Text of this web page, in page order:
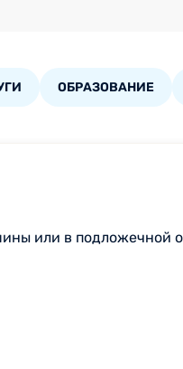
ОБРАЗОВАНИЕ
или в подложечной